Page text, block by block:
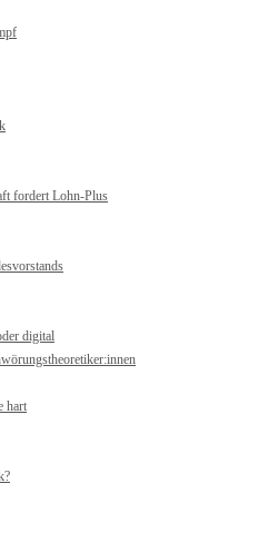
fordert Lohn-Plus
digital
hart